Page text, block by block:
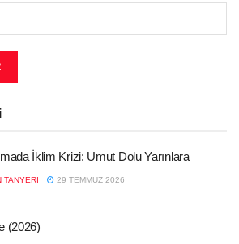
İklim Krizi: Umut Dolu Yarınlara
TANYERI 29 TEMMUZ 2026
(2026)